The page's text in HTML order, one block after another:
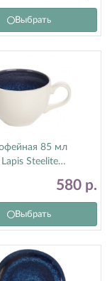
Выбрать
85 мл
Steelite
580 р.
Выбрать